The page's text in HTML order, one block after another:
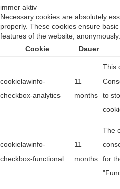
immer aktiv
Necessary cookies are absolutely
properly. These cookies ensure
features of the website, anonymously.
Cookie
Dauer
cookielawinfo-
checkbox-analytics
11
months
This
to
cookielawinfo-
checkbox-functional
11
months
The
for